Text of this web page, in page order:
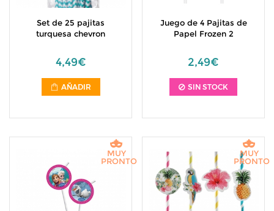
Set de 25 pajitas
turquesa chevron
4,49€
AÑADIR
Juego de 4 Pajitas de
Papel Frozen 2
2,49€
SIN STOCK
MUY
PRONTO
MUY
PRONTO